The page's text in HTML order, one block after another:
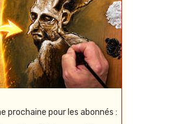
prochaine pour les abonnés :